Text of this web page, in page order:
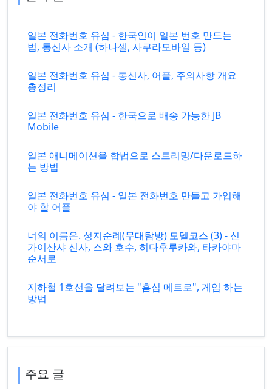
일본 전화번호 유심 - 한국인이 일본 번호 만드는
법, 통신사 소개 (하나셀, 사쿠라모바일 등)
일본 전화번호 유심 - 통신사, 어플, 주의사항 개요
총정리
일본 전화번호 유심 - 한국으로 배송 가능한 JB
Mobile
일본 애니메이션을 합법으로 스트리밍/다운로드하
는 방법
일본 전화번호 유심 - 일본 전화번호 만들고 가입해
야 할 어플
너의 이름은. 성지순례(무대탐방) 모델코스 (3) - 신
가이산샤 신사, 스와 호수, 히다후루카와, 타카야마
순서로
지하철 1호선을 달려보는 "흠심 메트로", 게임 하는
방법
주요 글